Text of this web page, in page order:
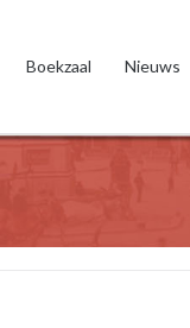
Boekzaal Nieuws